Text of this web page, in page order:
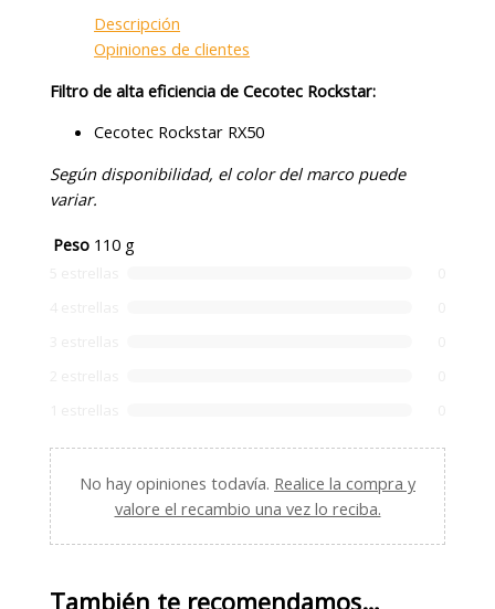
Descripción
Opiniones de clientes
Filtro de alta eficiencia de Cecotec Rockstar:
Cecotec Rockstar RX50
Según disponibilidad, el color del marco puede
variar.
Peso 110 g
No hay opiniones todavía. Realice la compra y
valore el recambio una vez lo reciba.
También te recomendamos…